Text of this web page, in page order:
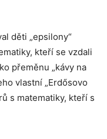
děti „epsilony“
kteří se vzdali
přeměnu „kávy na
vlastní „Erdősovo
s matematiky, kteří s